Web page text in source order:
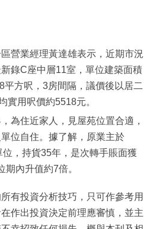
營業經理黃達雄表示，近期市況
錄C座中層11室，單位建築面積
方呎，3房間隔，議價後以居二
實用呎價約5518元。
為住近家人，見屋苑位置合適，
位自住。據了解，原業主於
，持貨35年，是次轉手賬面獲
內升值約7倍。
有投資分析技巧，只可作參考用
作出投資決定前理應審慎，並主